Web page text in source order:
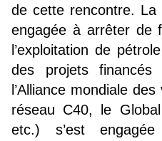
de cette rencontre. La
engagée à arrêter de
l’exploitation de
des projets
l’Alliance mondiale
réseau C40, le
etc.) s’est